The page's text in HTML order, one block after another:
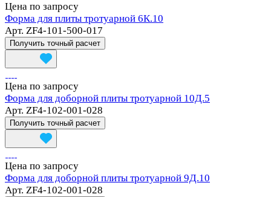
Цена по запросу
Форма для плиты тротуарной 6К.10
Арт. ZF4-101-500-017
Получить точный расчет
Цена по запросу
Форма для доборной плиты тротуарной 10Д.5
Арт. ZF4-102-001-028
Получить точный расчет
Цена по запросу
Форма для доборной плиты тротуарной 9Д.10
Арт. ZF4-102-001-028